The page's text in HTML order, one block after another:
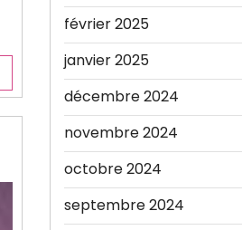
février 2025
janvier 2025
décembre 2024
novembre 2024
octobre 2024
septembre 2024